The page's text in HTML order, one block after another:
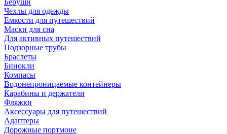
Беруши
Чехлы для одежды
Емкости для путешествий
Маски для сна
Для активных путешествий
Подзорные трубы
Браслеты
Бинокли
Компасы
Водонепроницаемые контейнеры
Карабины и держатели
Фляжки
Аксессуары для путешествий
Адаптеры
Дорожные портмоне